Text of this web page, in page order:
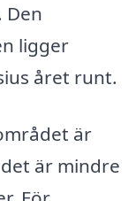
Den
ligger
året runt.
är
är mindre